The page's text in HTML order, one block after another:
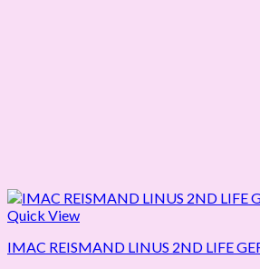
Quick View
IMAC REISMAND LINUS 2ND LIFE